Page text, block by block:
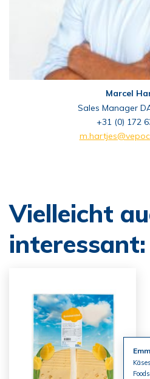
Marcel
Sales Manager
+31 (0) 172
Vielleicht
interessant: